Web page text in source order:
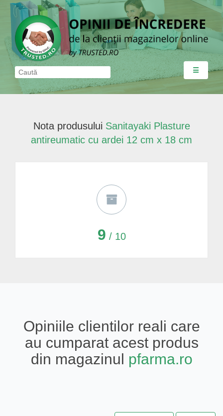
☰
Nota produsului Sanitayaki Plasture
antireumatic cu ardei 12 cm x 18 cm
9 / 10
Opiniile clientilor reali care
au cumparat acest produs
din magazinul pfarma.ro